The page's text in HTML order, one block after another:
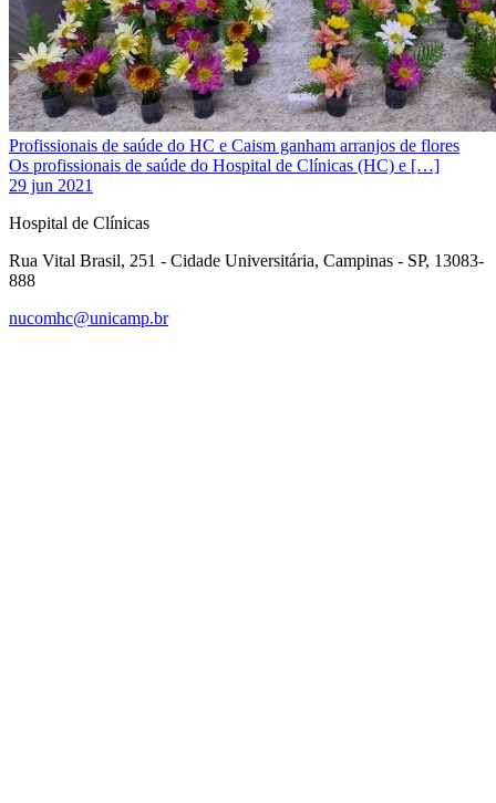
Profissionais de saúde do HC e Caism ganham arranjos de flores
Os profissionais de saúde do Hospital de Clínicas (HC) e […]
29 jun 2021
Hospital de Clínicas
Rua Vital Brasil, 251 - Cidade Universitária, Campinas - SP, 13083-
888
nucomhc@unicamp.br